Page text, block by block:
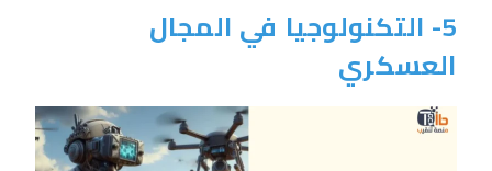
5- التكنولوجيا في المجال
العسكري